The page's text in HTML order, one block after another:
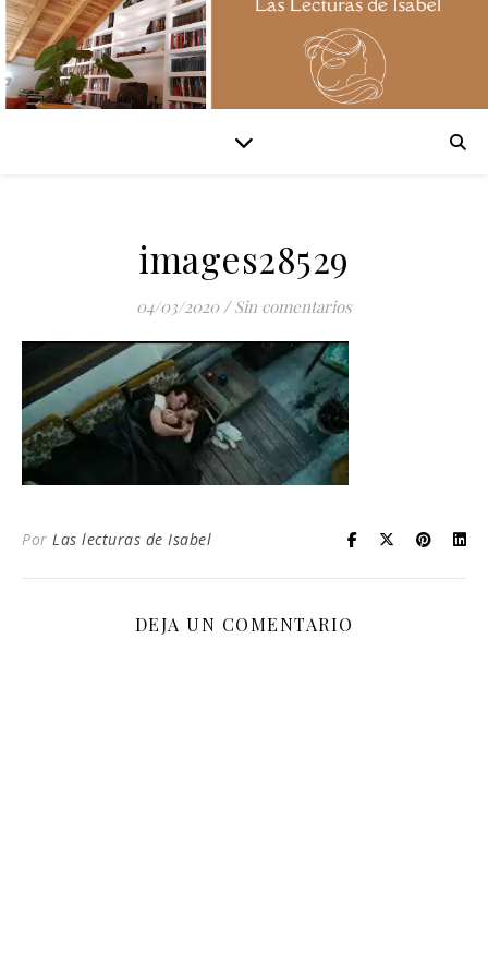
images28529
04/03/2020 / Sin comentarios
Por Las lecturas de Isabel
DEJA UN COMENTARIO